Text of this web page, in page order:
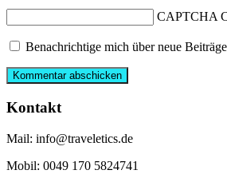
CAPTCHA
Benachrichtige mich über neue
Kontakt
Mail: info@traveletics.de
Mobil: 0049 170 5824741